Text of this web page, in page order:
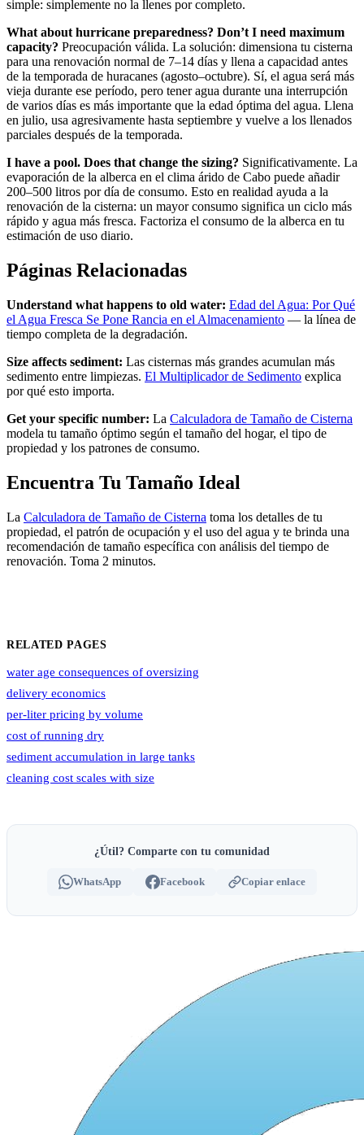
simple: simplemente no la llenes por completo.
What about hurricane preparedness? Don’t I need maximum
capacity? Preocupación válida. La solución: dimensiona tu cisterna
para una renovación normal de 7–14 días y llena a capacidad antes
de la temporada de huracanes (agosto–octubre). Sí, el agua será más
vieja durante ese período, pero tener agua durante una interrupción
de varios días es más importante que la edad óptima del agua. Llena
en julio, usa agresivamente hasta septiembre y vuelve a los llenados
parciales después de la temporada.
I have a pool. Does that change the sizing? Significativamente. La
evaporación de la alberca en el clima árido de Cabo puede añadir
200–500 litros por día de consumo. Esto en realidad ayuda a la
renovación de la cisterna: un mayor consumo significa un ciclo más
rápido y agua más fresca. Factoriza el consumo de la alberca en tu
estimación de uso diario.
Páginas Relacionadas
Understand what happens to old water: Edad del Agua: Por Qué
el Agua Fresca Se Pone Rancia en el Almacenamiento — la línea de
tiempo completa de la degradación.
Size affects sediment: Las cisternas más grandes acumulan más
sedimento entre limpiezas. El Multiplicador de Sedimento explica
por qué esto importa.
Get your specific number: La Calculadora de Tamaño de Cisterna
modela tu tamaño óptimo según el tamaño del hogar, el tipo de
propiedad y los patrones de consumo.
Encuentra Tu Tamaño Ideal
La Calculadora de Tamaño de Cisterna toma los detalles de tu
propiedad, el patrón de ocupación y el uso del agua y te brinda una
recomendación de tamaño específica con análisis del tiempo de
renovación. Toma 2 minutos.
RELATED PAGES
water age consequences of oversizing
delivery economics
per-liter pricing by volume
cost of running dry
sediment accumulation in large tanks
cleaning cost scales with size
¿Útil? Comparte con tu comunidad
WhatsApp Facebook Copiar enlace